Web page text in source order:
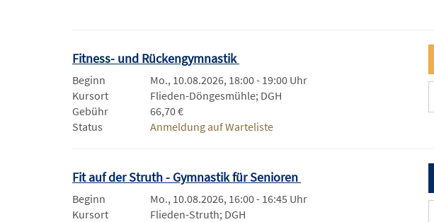
Fitness- und Rückengymnastik
Beginn
Mo., 10.08.2026, 18:00 - 19:00 Uhr
Kursort
Flieden-Döngesmühle; DGH
Gebühr
66,70 €
Status
Anmeldung auf Warteliste
Fit auf der Struth - Gymnastik für Senioren
Beginn
Mo., 10.08.2026, 16:00 - 16:45 Uhr
Kursort
Flieden-Struth; DGH